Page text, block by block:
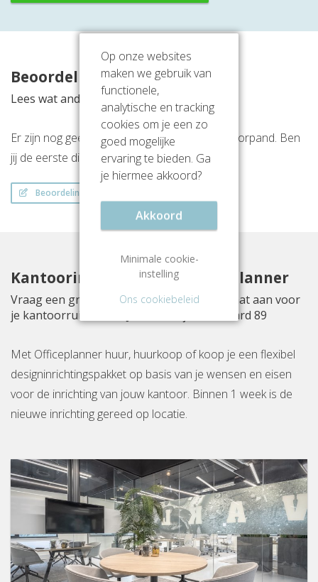
Beoordelingen
Lees wat anderen vinden van deze locatie
Er zijn nog geen beoordelingen over dit kantoorpand. Ben
jij de eerste die een beoordeling achterlaat?
Beoordeling schrijven
Kantoorinrichting met Officeplanner
Vraag een gratis inrichtingsvoorstel op maat aan voor
je kantoorruimte aan Johan Cruijff Boulevard 89
Met Officeplanner huur, huurkoop of koop je een flexibel
designinrichtingspakket op basis van je wensen en eisen
voor de inrichting van jouw kantoor. Binnen 1 week is de
nieuwe inrichting gereed op locatie.
Op onze websites
maken we gebruik van
functionele,
analytische en tracking
cookies om je een zo
goed mogelijke
ervaring te bieden. Ga
je hiermee akkoord?
Akkoord
Minimale cookie-
instelling
Ons cookiebeleid